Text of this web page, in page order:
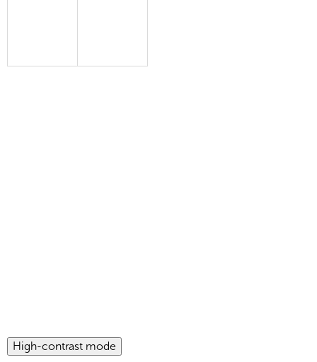
High-contrast mode